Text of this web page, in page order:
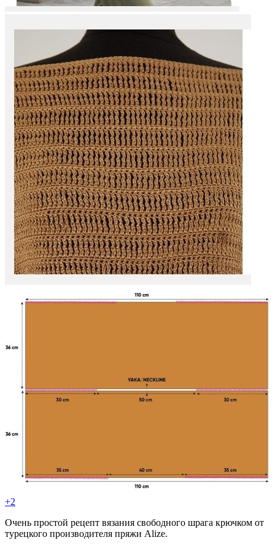
+2
Очень простой рецепт вязания свободного шрага крючком от
турецкого производителя пряжи Alize.